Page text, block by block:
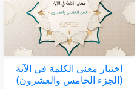
اختبار معنى الكلمة في الآية
(الجزء الخامس والعشرون)